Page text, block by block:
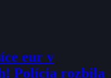
eur v
Polícia rozbila